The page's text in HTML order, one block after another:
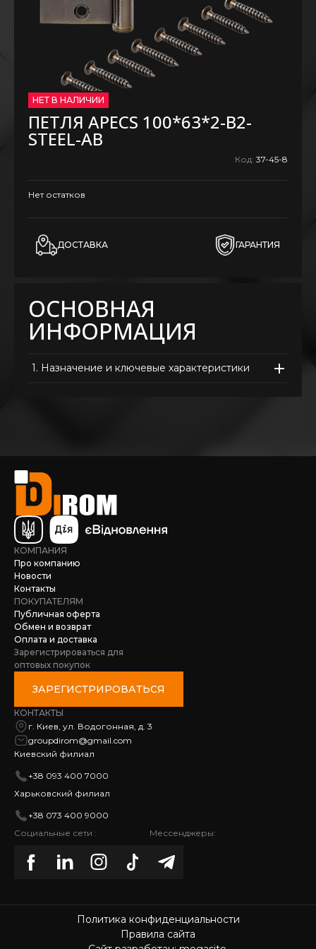
НЕТ В НАЛИЧИИ
ПЕТЛЯ APECS 100*63*2-B2-
STEEL-AB
Код: 37-45-8
Нет остатков
ДОСТАВКА ГАРАНТИЯ
ОСНОВНАЯ
ИНФОРМАЦИЯ
1. Назначение и ключевые характеристики
КОМПАНИЯ
Про компанию
Новости
Контакты
ПОКУПАТЕЛЯМ
Публичная оферта
Обмен и возврат
Оплата и доставка
Зарегистрироваться для
оптовых покупок
ЗАРЕГИСТРИРОВАТЬСЯ
КОНТАКТЫ
г. Киев, ул. Водогонная, д. 3
groupdirom@gmail.com
Киевский филиал
+38 093 400 7000
Харьковский филиал
+38 073 400 9000
Социальные сети :
Мессенджеры:
Политика конфиденциальности
Правила сайта